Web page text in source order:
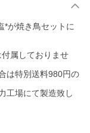
*が焼き鳥セットに
属しておりませ
は特別送料980円の
工場にて製造致し